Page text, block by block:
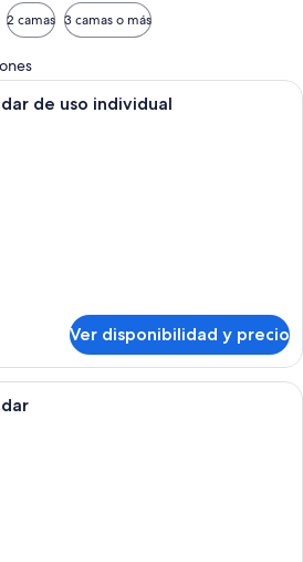
2 camas 3 camas o más
Un dormitorio con cama, una silla,
de uso individual
Ver disponibilidad y precio
Una habitación con pared de